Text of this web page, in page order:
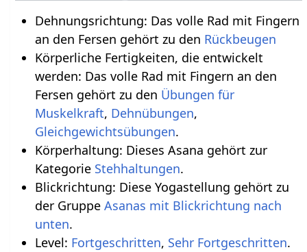
Dehnungsrichtung: Das volle Rad mit Fingern
an den Fersen gehört zu den Rückbeugen
Körperliche Fertigkeiten, die entwickelt
werden: Das volle Rad mit Fingern an den
Fersen gehört zu den Übungen für
Muskelkraft, Dehnübungen,
Gleichgewichtsübungen.
Körperhaltung: Dieses Asana gehört zur
Kategorie Stehhaltungen.
Blickrichtung: Diese Yogastellung gehört zu
der Gruppe Asanas mit Blickrichtung nach
unten.
Level: Fortgeschritten, Sehr Fortgeschritten.